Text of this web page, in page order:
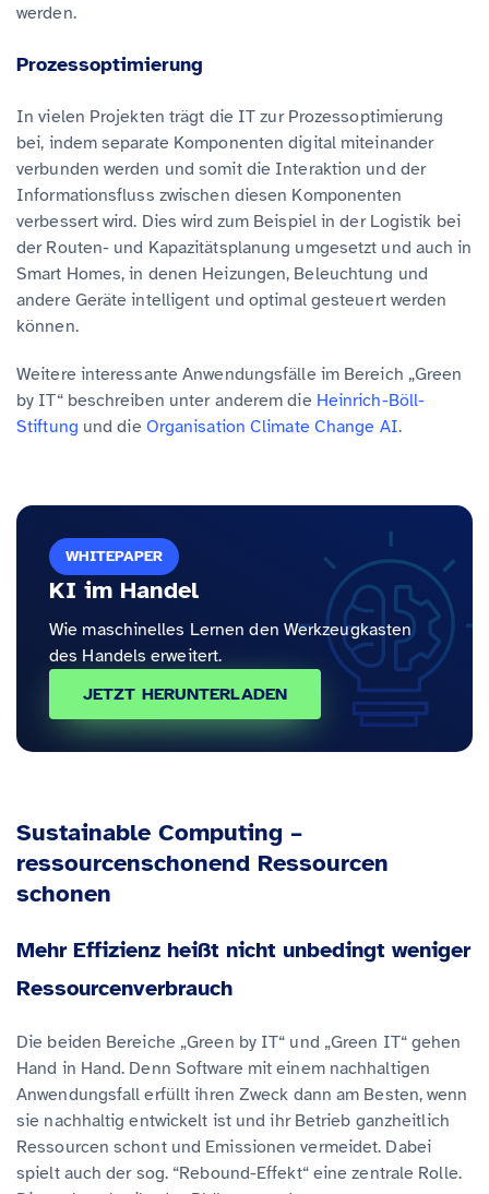
werden.
Prozessoptimierung
In vielen Projekten trägt die IT zur Prozessoptimierung
bei, indem separate Komponenten digital miteinander
verbunden werden und somit die Interaktion und der
Informationsfluss zwischen diesen Komponenten
verbessert wird. Dies wird zum Beispiel in der Logistik bei
der Routen- und Kapazitätsplanung umgesetzt und auch in
Smart Homes, in denen Heizungen, Beleuchtung und
andere Geräte intelligent und optimal gesteuert werden
können.
Weitere interessante Anwendungsfälle im Bereich „Green
by IT“ beschreiben unter anderem die Heinrich-Böll-
Stiftung und die Organisation Climate Change AI.
WHITEPAPER
KI im Handel
Wie maschinelles Lernen den Werkzeugkasten
des Handels erweitert.
JETZT HERUNTERLADEN
Sustainable Computing –
ressourcenschonend Ressourcen
schonen
Mehr Effizienz heißt nicht unbedingt weniger
Ressourcenverbrauch
Die beiden Bereiche „Green by IT“ und „Green IT“ gehen
Hand in Hand. Denn Software mit einem nachhaltigen
Anwendungsfall erfüllt ihren Zweck dann am Besten, wenn
sie nachhaltig entwickelt ist und ihr Betrieb ganzheitlich
Ressourcen schont und Emissionen vermeidet. Dabei
spielt auch der sog. “Rebound-Effekt“ eine zentrale Rolle.